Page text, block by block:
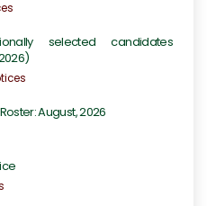
selected candidates
August, 2026